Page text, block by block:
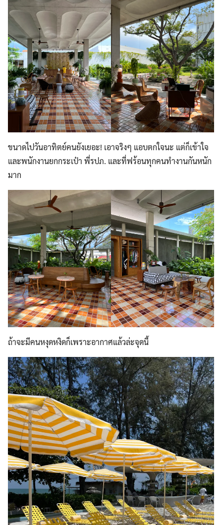
ขนาดไปวันอาทิตย์คนยังเยอะ! เอาจริงๆ แอบตกใจนะ แต่ก็เข้าใจ
และพนักงานยกกระเป๋า พี่รปภ. และที่ฟร้อนทุกคนทำงานกันหนัก
มาก
ถ้าจะมีคนหงุดหงิดก็เพราะอากาศแล้วล่ะจุดนี้